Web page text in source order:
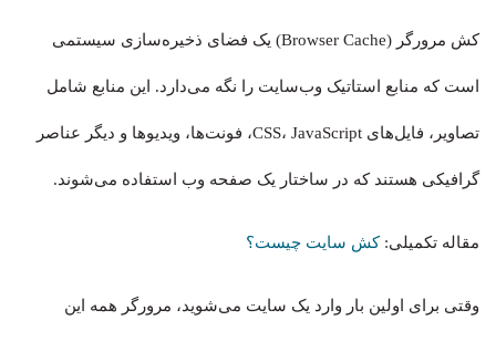
کش مرورگر (Browser Cache) یک فضای ذخیره‌سازی سیستمی
است که منابع استاتیک وب‌سایت را نگه می‌دارد. این منابع شامل
تصاویر، فایل‌های CSS، JavaScript، فونت‌ها، ویدیوها و دیگر عناصر
گرافیکی هستند که در ساختار یک صفحه وب استفاده می‌شوند.
مقاله تکمیلی:کش سایت چیست؟
وقتی برای اولین بار وارد یک سایت می‌شوید، مرورگر همه این